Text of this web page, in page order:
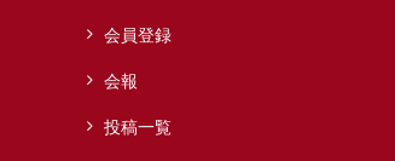
会員登録
会報
投稿一覧